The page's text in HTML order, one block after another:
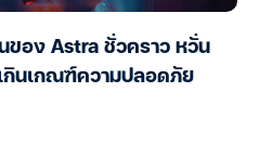
ของ Astra ชั่วคราว หวั่น
กินเกณฑ์ความปลอดภัย